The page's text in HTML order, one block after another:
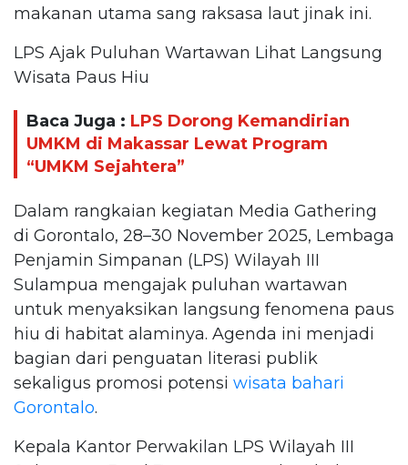
makanan utama sang raksasa laut jinak ini.
LPS Ajak Puluhan Wartawan Lihat Langsung
Wisata Paus Hiu
Baca Juga : LPS Dorong Kemandirian
UMKM di Makassar Lewat Program
“UMKM Sejahtera”
Dalam rangkaian kegiatan Media Gathering
di Gorontalo, 28–30 November 2025, Lembaga
Penjamin Simpanan (LPS) Wilayah III
Sulampua mengajak puluhan wartawan
untuk menyaksikan langsung fenomena paus
hiu di habitat alaminya. Agenda ini menjadi
bagian dari penguatan literasi publik
sekaligus promosi potensi wisata bahari
Gorontalo.
Kepala Kantor Perwakilan LPS Wilayah III